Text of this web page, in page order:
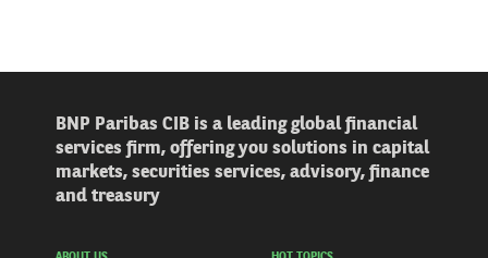
BNP Paribas CIB is a leading global financial
services firm, offering you solutions in capital
markets, securities services, advisory, finance
and treasury